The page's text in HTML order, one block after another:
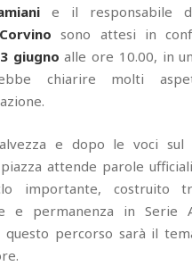
e il responsabile
sono attesi in
3 giugno alle ore 10.00, in
chiarire molti
e dopo le voci sul
attende parole
importante, costruito
e permanenza in Serie
questo percorso sarà il